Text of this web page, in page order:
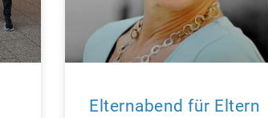
Elternabend für Eltern